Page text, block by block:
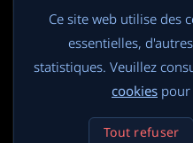
Ce site web utilise des
essentielles,
statistiques. Veuillez
cookies
Tout refuser